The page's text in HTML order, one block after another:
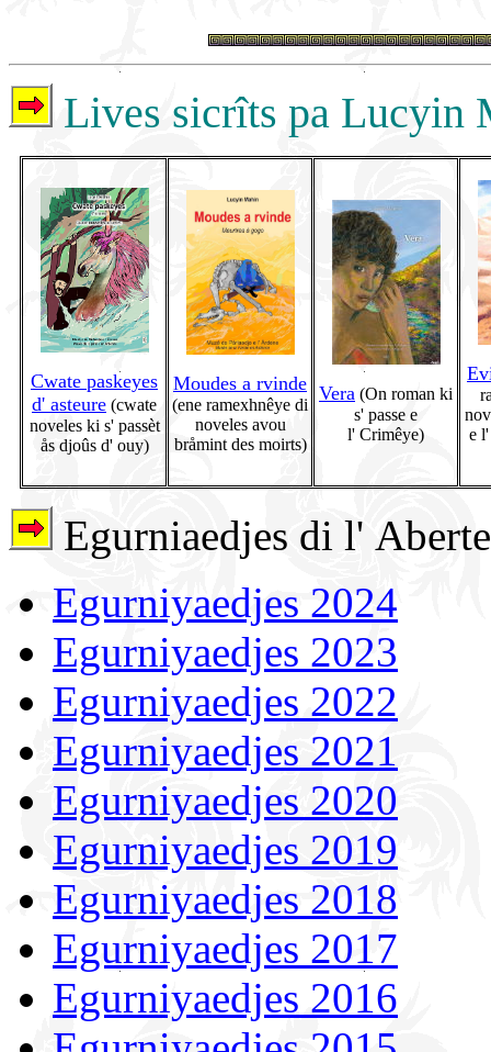
Lives sicrîts pa Lucyin
Cwate paskeyes
d' asteure (cwate
noveles ki s' passèt
ås djoûs d' ouy)
Moudes a rvinde
(ene ramexhnêye di
noveles avou
bråmint des moirts)
Vera (On roman ki
s' passe e
l' Crimêye)
e
Egurniaedjes di l'
Egurniyaedjes 2024
Egurniyaedjes 2023
Egurniyaedjes 2022
Egurniyaedjes 2021
Egurniyaedjes 2020
Egurniyaedjes 2019
Egurniyaedjes 2018
Egurniyaedjes 2017
Egurniyaedjes 2016